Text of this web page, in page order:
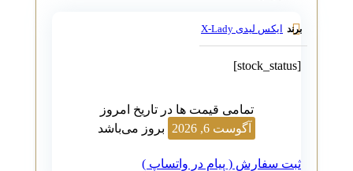
ایکس لیدی X-Lady
تمامی قیمت ها در تاریخ امروز
آگوست 6, 2026
بروز می‌باشد
ثبت سفارش ( پیام در واتساپ )